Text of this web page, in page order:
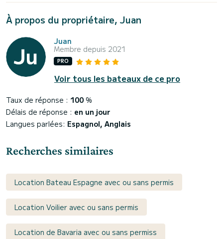
À propos du propriétaire, Juan
Juan
Membre depuis 2021
PRO
Voir tous les bateaux de ce pro
Taux de réponse : 100 %
Délais de réponse : en un jour
Langues parlées: Espagnol, Anglais
Recherches similaires
Location Bateau Espagne avec ou sans permis
Location Voilier avec ou sans permis
Location de Bavaria avec ou sans permiss